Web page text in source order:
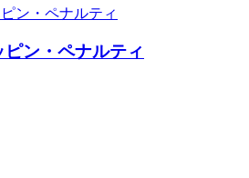
ン・ペナルティ